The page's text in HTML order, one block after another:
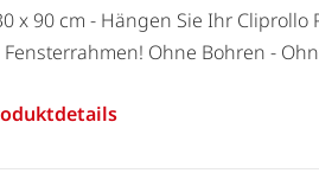
x 90 cm - Hängen Sie Ihr
Ohne Bohren -